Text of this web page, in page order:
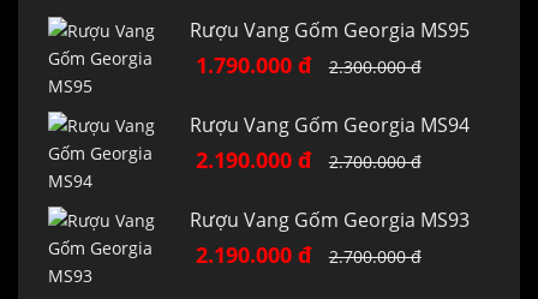
Rượu Vang Gốm Georgia MS95
1.790.000 đ 2.300.000 đ
Rượu Vang Gốm Georgia MS94
2.190.000 đ 2.700.000 đ
Rượu Vang Gốm Georgia MS93
2.190.000 đ 2.700.000 đ